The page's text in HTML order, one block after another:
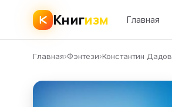
Книгизм Главная
Главная›Фэнтези›Константин Дадов